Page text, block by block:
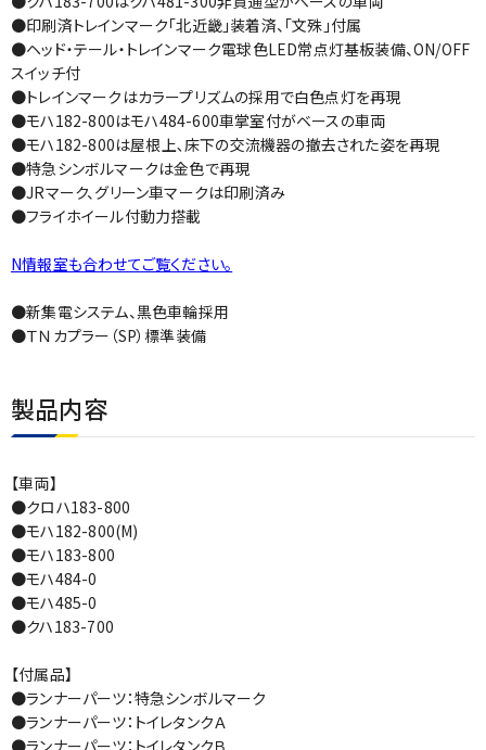
●印刷済トレインマーク「北近畿」装着済、「文殊」付属
●ヘッド・テール・トレインマーク電球色LED常点灯基板装備、ON/OFF
スイッチ付
●トレインマークはカラープリズムの採用で白色点灯を再現
●モハ182-800はモハ484-600車掌室付がベースの車両
●モハ182-800は屋根上､床下の交流機器の撤去された姿を再現
●特急シンボルマークは金色で再現
●JRマーク、グリーン車マークは印刷済み
●フライホイール付動力搭載
N情報室も合わせてご覧ください。
●新集電システム、黒色車輪採用
●ＴＮカプラー（SP）標準装備
製品内容
【車両】
●クロハ183-800
●モハ182-800(M)
●モハ183-800
●モハ484-0
●モハ485-0
●クハ183-700
【付属品】
●ランナーパーツ：特急シンボルマーク
●ランナーパーツ：トイレタンクＡ